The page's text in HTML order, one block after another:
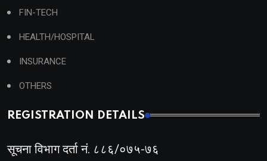
FIN-TECH
HEALTH/HOSPITAL
INSURANCE
OTHERS
REGISTRATION DETAILS
सूचना विभाग दर्ता नं. ८८६/०७५-७६